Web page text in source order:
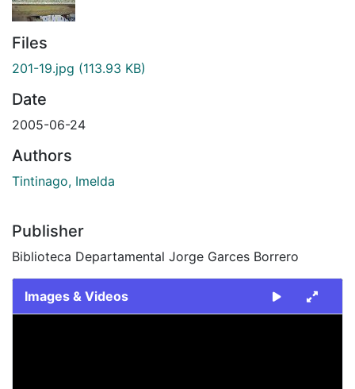
Files
201-19.jpg (113.93 KB)
Date
2005-06-24
Authors
Tintinago, Imelda
Publisher
Biblioteca Departamental Jorge Garces Borrero
Images & Videos